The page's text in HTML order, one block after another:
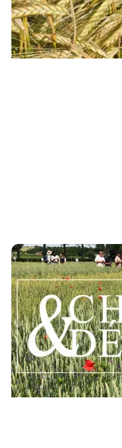
13 FÉVR. 2026
Céréales à paille
la synthèse des
Dans ce nouveau
résultats des essais
09 DÉC. 2025